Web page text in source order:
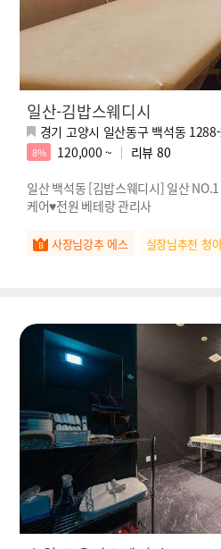
일산-김밥스웨디시
경기 고양시 일산동구 백석동
8% 120,000 ~ 리뷰 80
일산 백석동 [김밥스웨디시] 일산
케어♥전원 베테랑 관리사
사장님강추 에스 실장님추천 청